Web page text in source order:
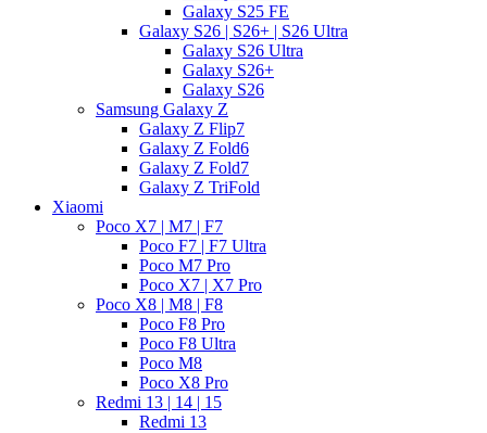
Galaxy S25 FE
Galaxy S26 | S26+ | S26 Ultra
Galaxy S26 Ultra
Galaxy S26+
Galaxy S26
Samsung Galaxy Z
Galaxy Z Flip7
Galaxy Z Fold6
Galaxy Z Fold7
Galaxy Z TriFold
Xiaomi
Poco X7 | M7 | F7
Poco F7 | F7 Ultra
Poco M7 Pro
Poco X7 | X7 Pro
Poco X8 | M8 | F8
Poco F8 Pro
Poco F8 Ultra
Poco M8
Poco X8 Pro
Redmi 13 | 14 | 15
Redmi 13